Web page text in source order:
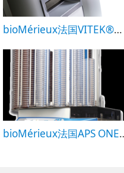
bioMérieux法国VITEK®MS梅里埃全自动微生物质谱检测系统
bioMérieux法国